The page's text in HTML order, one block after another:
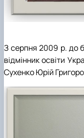
З серпня 2009 р. до
відмінник освіти
Сухенко Юрій